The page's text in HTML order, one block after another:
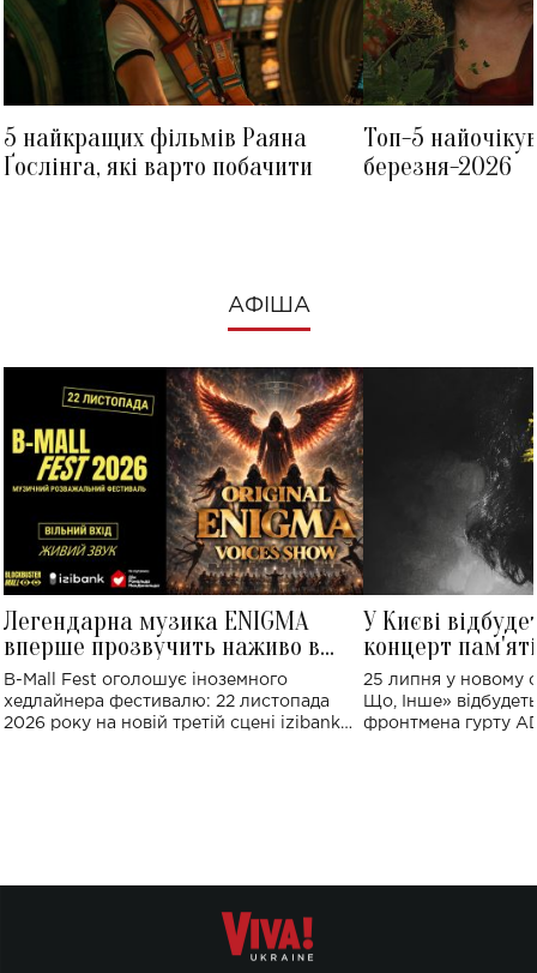
5 найкращих фільмів Раяна
Ґослінга, які варто побачити
Топ-5
березня-2026
АФІША
Легендарна музика ENIGMA
вперше прозвучить наживо в
Україні: де відбудеться концерт
B-Mall Fest оголошує іноземного
хедлайнера фестивалю: 22 листопада
2026 року на новій третій сцені izibank
У Києві
концерт
Клименка:
виконають
25 липня у новому
Що, Інше»
фронтмена гурту